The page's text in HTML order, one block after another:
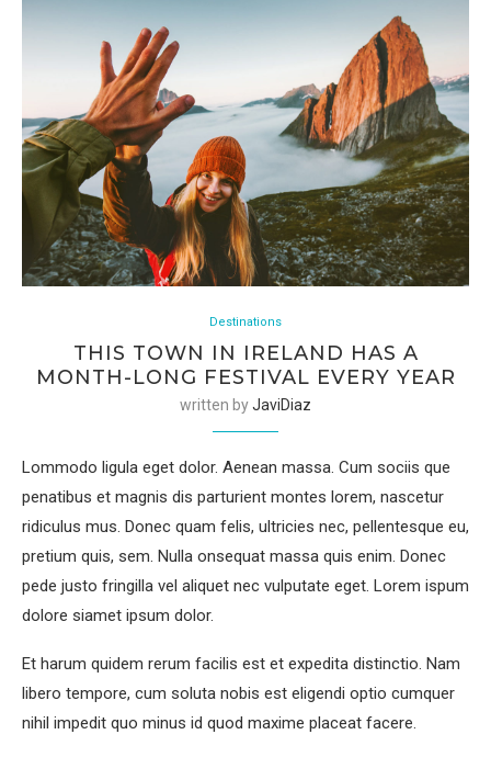
Destinations
THIS TOWN IN IRELAND HAS A
MONTH-LONG FESTIVAL EVERY YEAR
written byJaviDiaz
Lommodo ligula eget dolor. Aenean massa. Cum sociis que
penatibus et magnis dis parturient montes lorem, nascetur
ridiculus mus. Donec quam felis, ultricies nec, pellentesque eu,
pretium quis, sem. Nulla onsequat massa quis enim. Donec
pede justo fringilla vel aliquet nec vulputate eget. Lorem ispum
dolore siamet ipsum dolor.
Et harum quidem rerum facilis est et expedita distinctio. Nam
libero tempore, cum soluta nobis est eligendi optio cumquer
nihil impedit quo minus id quod maxime placeat facere.